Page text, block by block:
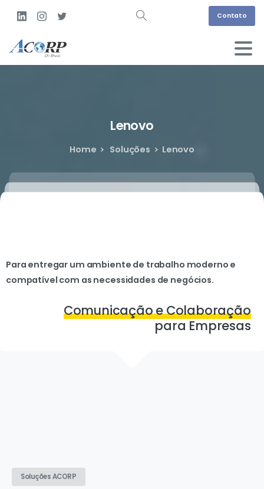
Contato
Lenovo
Home Soluções Lenovo
Para entregar um ambiente de trabalho moderno e
compatível com as necessidades de negócios.
Comunicação e Colaboração
para Empresas
Soluções ACORP